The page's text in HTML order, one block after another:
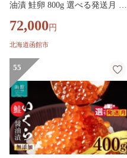
油漬 鮭卵 800g 選べる発送月 函
鮮 いくら丼 パスタ 海の宝石 食
感 贅沢 使い切りサイズ おにぎ
館 ふるさと グルメ お取り寄せ
送料無料_HD032-069-11
72,000 円
北海道函館市
55